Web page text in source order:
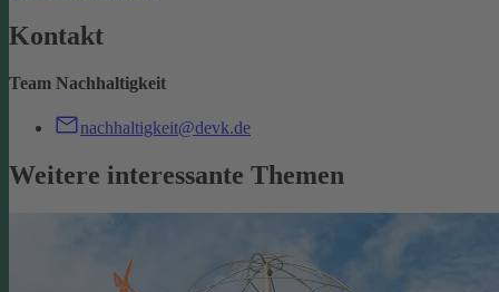
Kontakt
Team Nachhaltigkeit
nachhaltigkeit@devk.de
Weitere interessante Themen